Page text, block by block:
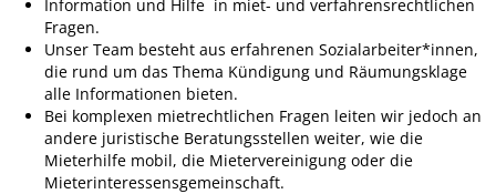
Information und Hilfe in miet- und verfahrensrechtlichen
Fragen.
Unser Team besteht aus erfahrenen Sozialarbeiter*innen,
die rund um das Thema Kündigung und Räumungsklage
alle Informationen bieten.
Bei komplexen mietrechtlichen Fragen leiten wir jedoch an
andere juristische Beratungsstellen weiter, wie die
Mieterhilfe mobil, die Mietervereinigung oder die
Mieterinteressensgemeinschaft.